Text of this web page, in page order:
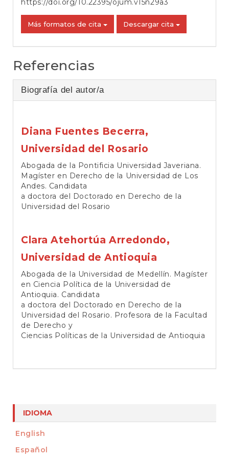
https://doi.org/10.22395/ojum.v15n29a3
Más formatos de cita Descargar cita
Referencias
Biografía del autor/a
Diana Fuentes Becerra,
Universidad del Rosario
Abogada de la Pontificia Universidad Javeriana.
Magíster en Derecho de la Universidad de Los
Andes. Candidata
a doctora del Doctorado en Derecho de la
Universidad del Rosario
Clara Atehortúa Arredondo,
Universidad de Antioquia
Abogada de la Universidad de Medellín. Magíster
en Ciencia Política de la Universidad de
Antioquia. Candidata
a doctora del Doctorado en Derecho de la
Universidad del Rosario. Profesora de la Facultad
de Derecho y
Ciencias Políticas de la Universidad de Antioquia
IDIOMA
English
Español